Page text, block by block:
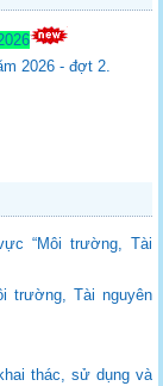
2026 - đợt 2.
“Môi trường, Tài
trường, Tài nguyên
thác, sử dụng và